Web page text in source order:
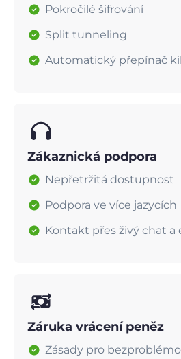
Pokročilé šifrování
Split tunneling
Automatický přepínač
Zákaznická podpora
Nepřetržitá dostupnost
Podpora ve více jazycích
Kontakt přes živý chat a
Záruka vrácení peněz
Zásady pro